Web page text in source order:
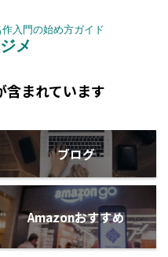
入門の始め方ガイド
メ
含まれています
ブログ
Amazonおすすめ